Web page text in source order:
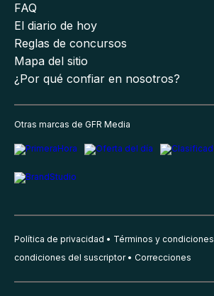
FAQ
El diario de hoy
Reglas de concursos
Mapa del sitio
¿Por qué confiar en nosotros?
Otras marcas de GFR Media
Política de privacidad Términos y condiciones
condiciones del suscriptor
Correcciones